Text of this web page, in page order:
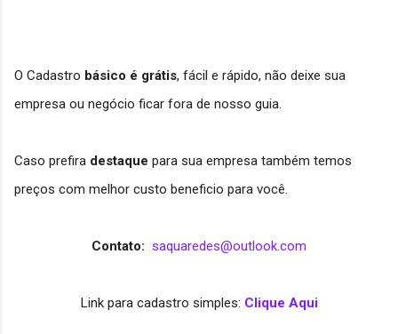
O Cadastro básico é grátis, fácil e rápido, não deixe sua
empresa ou negócio ficar fora de nosso guia.
Caso prefira destaque para sua empresa também temos
preços com melhor custo beneficio para você.
Contato: saquaredes@outlook.com
Link para cadastro simples: Clique Aqui